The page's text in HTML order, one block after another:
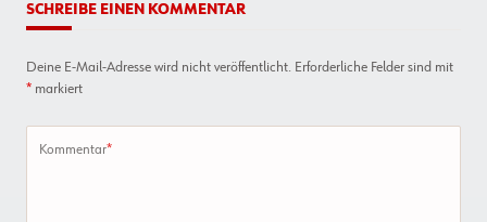
SCHREIBE EINEN KOMMENTAR
Deine E-Mail-Adresse wird nicht veröffentlicht. Erforderliche Felder sind mit
* markiert
Kommentar*